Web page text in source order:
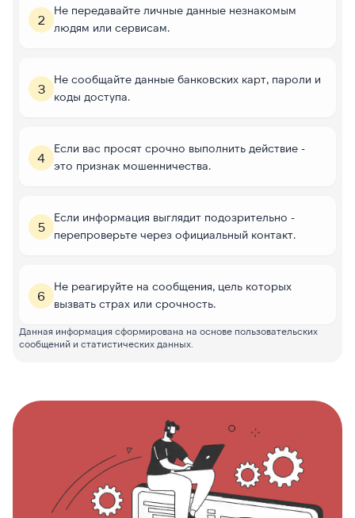
2
Не передавайте личные данные незнакомым
людям или сервисам.
3
Не сообщайте данные банковских карт, пароли и
коды доступа.
4
Если вас просят срочно выполнить действие -
это признак мошенничества.
5
Если информация выглядит подозрительно -
перепроверьте через официальный контакт.
6
Не реагируйте на сообщения, цель которых
вызвать страх или срочность.
Данная информация сформирована на основе пользовательских
сообщений и статистических данных.